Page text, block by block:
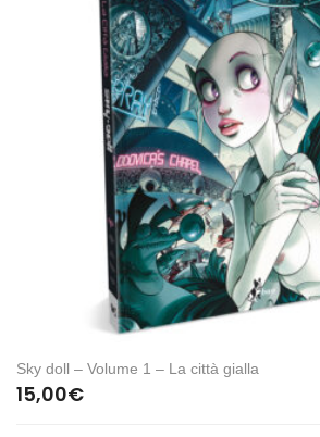
Sky doll – Volume 1 – La città gialla
15,00€